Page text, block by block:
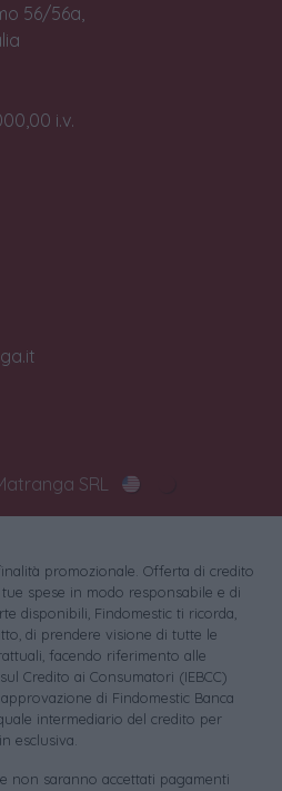
56/56a,
i.v.
SRL
promozionale. Offerta di credito
spese in modo responsabile e di
disponibili, Findomestic ti ricorda,
di prendere visione di tutte le
facendo riferimento alle
Credito ai Consumatori (IEBCC)
di Findomestic Banca
intermediario del credito per
esclusiva.
non saranno accettati pagamenti